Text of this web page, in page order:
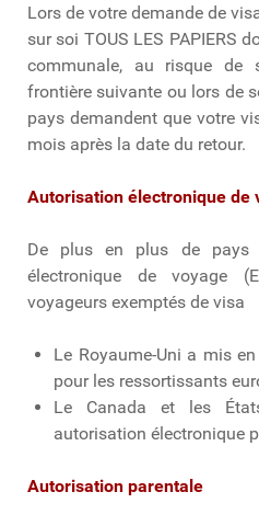
Lors de votre demande de
sur soi TOUS LES PAPIERS
communale, au risque de
frontière suivante ou lors de
pays demandent que votre
mois après la date du retour.
Autorisation électronique de
De plus en plus de pays
électronique de voyage
voyageurs exemptés de visa
Le Royaume-Uni a mis
pour les ressortissants
Le Canada et les
autorisation électronique
Autorisation parentale